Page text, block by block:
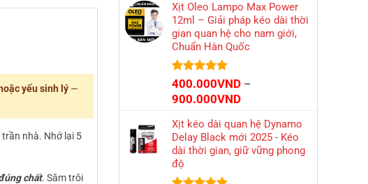
từ
250.000VND
đến
750.000VND
Xịt Oleo Lampo Max Power
12ml – Giải pháp kéo dài thời
gian quan hệ cho nam giới,
Chuẩn Hàn Quốc
Được xếp
hạng4.86
5 sao
400.000VND –
900.000VNDKhoảng
từ
400.000VND
đến
Xịt kéo dài quan hệ Dynamo
Delay Black mới 2025 - Kéo
dài thời gian, giữ vững phong
độ
yếu sinh lý —
nhà. Nhớ lại 5
chất. Sâm trôi